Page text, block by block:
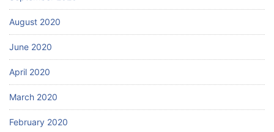
August 2020
June 2020
April 2020
March 2020
February 2020